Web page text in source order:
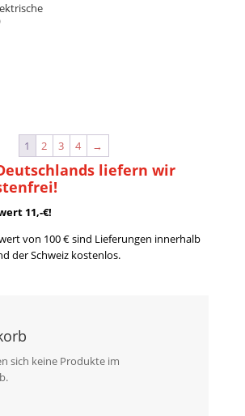
liefern wir
11,-€!
von 100 € sind Lieferungen innerhalb
der Schweiz kostenlos.
sich keine Produkte im
1 2 3 4 →